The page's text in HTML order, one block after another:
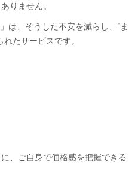
りません。
は、そうした不安を減らし、“ま
たサービスです。
、ご自身で価格感を把握できる